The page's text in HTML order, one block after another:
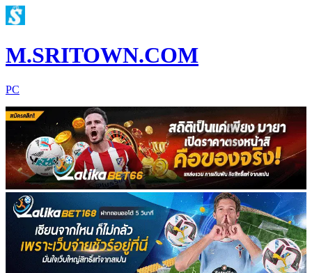
M.SRITOWN.COM
PC